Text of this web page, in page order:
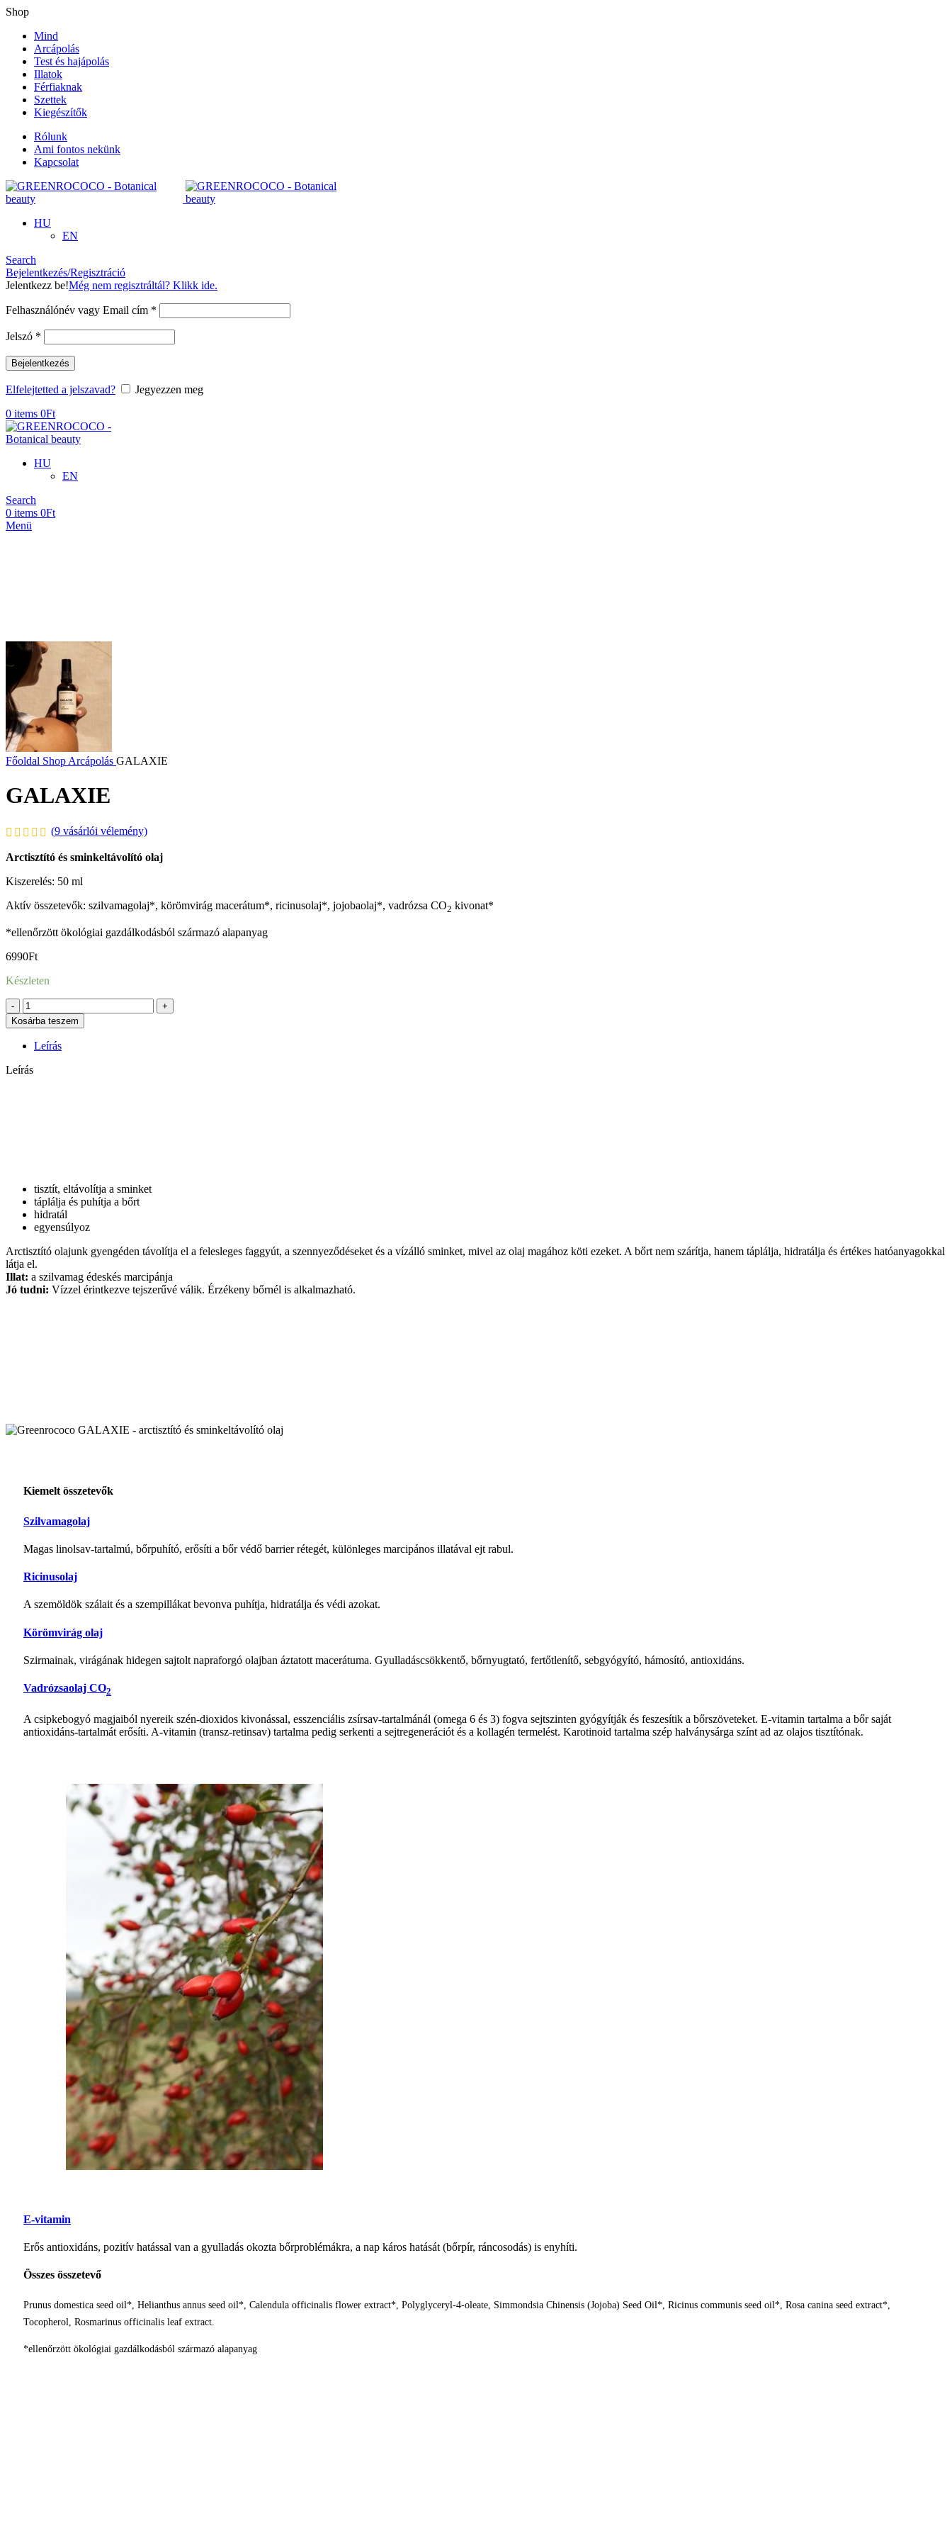
Shop
Mind
Arcápolás
Test és hajápolás
Illatok
Férfiaknak
Szettek
Kiegészítők
Rólunk
Ami fontos nekünk
Kapcsolat
HU
EN
Search
Bejelentkezés/Regisztráció
Jelentkezz be!Még nem regisztráltál? Klikk ide.
Felhasználónév vagy Email cím *
Jelszó *
Bejelentkezés
Elfelejtetted a jelszavad?
Jegyezzen meg
0 items 0Ft
HU
EN
Search
0 items 0Ft
Menü
Főoldal Shop Arcápolás GALAXIE
GALAXIE
(9 vásárlói vélemény)
Arctisztító és sminkeltávolító olaj
Kiszerelés: 50 ml
Aktív összetevők: szilvamagolaj*, körömvirág macerátum*, ricinusolaj*, jojobaolaj*, vadrózsa CO2 kivonat*
*ellenőrzött ökológiai gazdálkodásból származó alapanyag
6990Ft
Készleten
GALAXIE
mennyiség
Kosárba teszem
Leírás
Leírás
tisztít, eltávolítja a sminket
táplálja és puhítja a bőrt
hidratál
egyensúlyoz
Arctisztító olajunk gyengéden távolítja el a felesleges faggyút, a szennyeződéseket és a vízálló sminket, mivel az olaj magához köti ezeket. A bőrt nem szárítja, hanem táplálja, hidratálja és értékes hatóanyagokkal
látja el.
Illat: a szilvamag édeskés marcipánja
Jó tudni: Vízzel érintkezve tejszerűvé válik. Érzékeny bőrnél is alkalmazható.
Kiemelt összetevők
Szilvamagolaj
Magas linolsav-tartalmú, bőrpuhító, erősíti a bőr védő barrier rétegét, különleges marcipános illatával ejt rabul.
Ricinusolaj
A szemöldök szálait és a szempillákat bevonva puhítja, hidratálja és védi azokat.
Körömvirág olaj
Szirmainak, virágának hidegen sajtolt napraforgó olajban áztatott macerátuma. Gyulladáscsökkentő, bőrnyugtató, fertőtlenítő, sebgyógyító, hámosító, antioxidáns.
Vadrózsaolaj CO2
A csipkebogyó magjaiból nyereik szén-dioxidos kivonással, esszenciális zsírsav-tartalmánál (omega 6 és 3) fogva sejtszinten gyógyítják és feszesítik a bőrszöveteket. E-vitamin tartalma a bőr saját
antioxidáns-tartalmát erősíti. A-vitamin (transz-retinsav) tartalma pedig serkenti a sejtregenerációt és a kollagén termelést. Karotinoid tartalma szép halványsárga színt ad az olajos tisztítónak.
E-vitamin
Erős antioxidáns, pozitív hatással van a gyulladás okozta bőrproblémákra, a nap káros hatását (bőrpír, ráncosodás) is enyhíti.
Összes összetevő
Prunus domestica seed oil*, Helianthus annus seed oil*, Calendula officinalis flower extract*, Polyglyceryl-4-oleate, Simmondsia Chinensis (Jojoba) Seed Oil*, Ricinus communis seed oil*, Rosa canina seed extract*,
Tocopherol, Rosmarinus officinalis leaf extract.
*ellenőrzött ökológiai gazdálkodásból származó alapanyag